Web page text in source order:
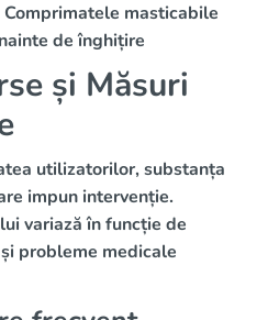
Comprimatele masticabile
de înghițire
și Măsuri
utilizatorilor, substanța
impun intervenție.
variază în funcție de
probleme medicale